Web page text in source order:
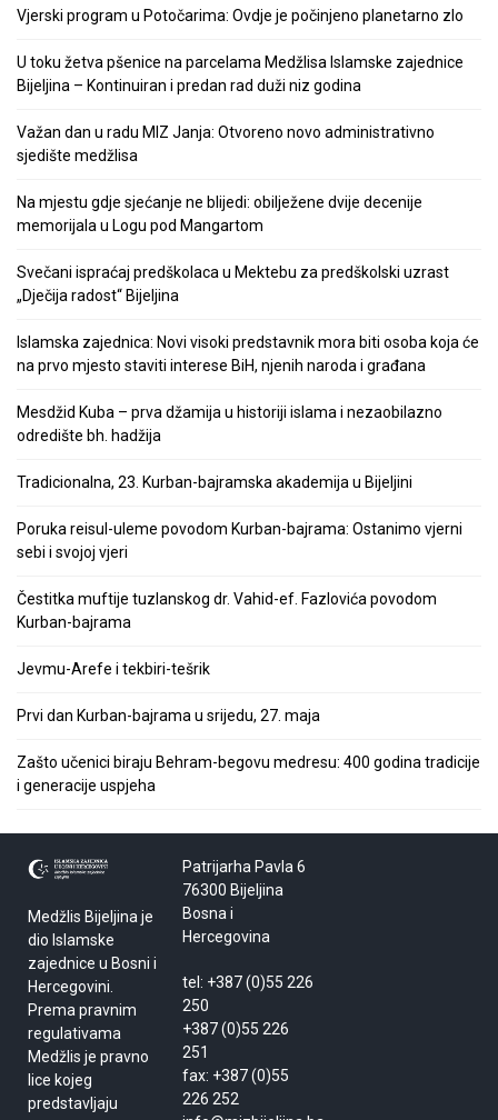
Vjerski program u Potočarima: Ovdje je počinjeno planetarno zlo
U toku žetva pšenice na parcelama Medžlisa Islamske zajednice
Bijeljina – Kontinuiran i predan rad duži niz godina
Važan dan u radu MIZ Janja: Otvoreno novo administrativno
sjedište medžlisa
Na mjestu gdje sjećanje ne blijedi: obilježene dvije decenije
memorijala u Logu pod Mangartom
Svečani ispraćaj predškolaca u Mektebu za predškolski uzrast
„Dječija radost“ Bijeljina
Islamska zajednica: Novi visoki predstavnik mora biti osoba koja će
na prvo mjesto staviti interese BiH, njenih naroda i građana
Mesdžid Kuba – prva džamija u historiji islama i nezaobilazno
odredište bh. hadžija
Tradicionalna, 23. Kurban-bajramska akademija u Bijeljini
Poruka reisul-uleme povodom Kurban-bajrama: Ostanimo vjerni
sebi i svojoj vjeri
Čestitka muftije tuzlanskog dr. Vahid-ef. Fazlovića povodom
Kurban-bajrama
Jevmu-Arefe i tekbiri-tešrik
Prvi dan Kurban-bajrama u srijedu, 27. maja
Zašto učenici biraju Behram-begovu medresu: 400 godina tradicije
i generacije uspjeha
Medžlis Bijeljina je
dio Islamske
zajednice u Bosni i
Hercegovini.
Prema pravnim
regulativama
Medžlis je pravno
lice kojeg
predstavljaju
Patrijarha Pavla 6
76300 Bijeljina
Bosna i
Hercegovina
tel: +387 (0)55 226
250
+387 (0)55 226
251
fax: +387 (0)55
226 252